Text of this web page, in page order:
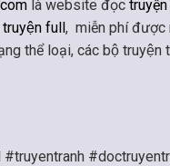
là website đọc
truyện full, miễn phí được
thể loại, các bộ truyện